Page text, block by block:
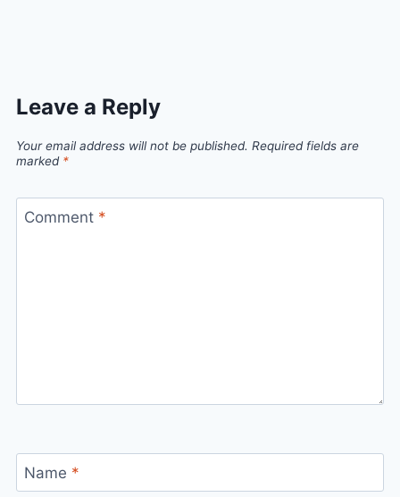
Leave a Reply
Your email address will not be published. Required fields are
marked *
Comment *
Name *